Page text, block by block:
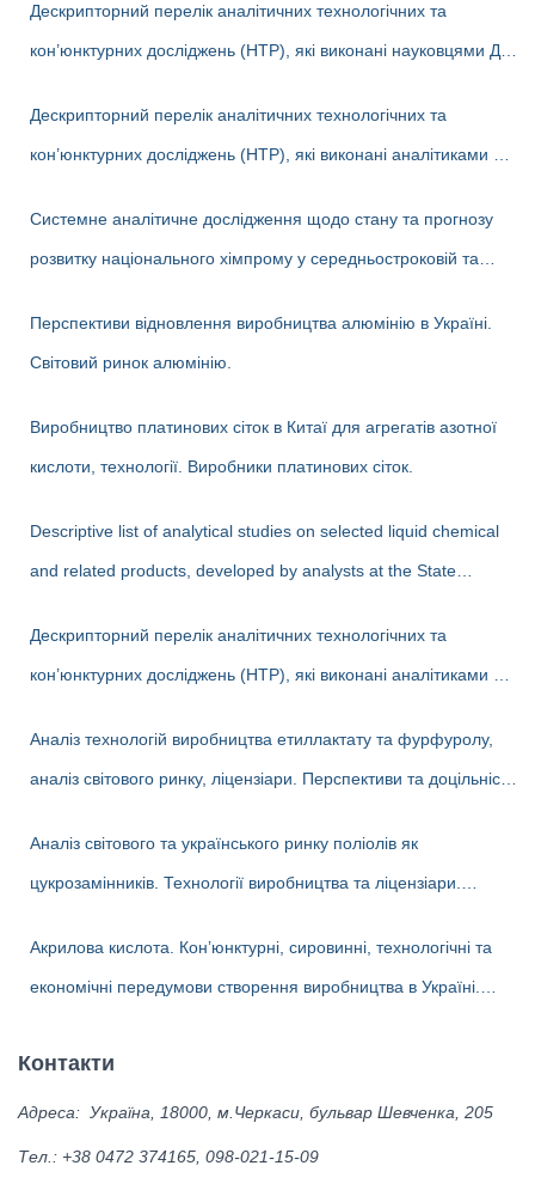
Дескрипторний перелік аналітичних технологічних та
кон’юнктурних досліджень (НТР), які виконані науковцями ДП
Дескрипторний перелік аналітичних технологічних та
кон’юнктурних досліджень (НТР), які виконані аналітиками ДП
Системне аналітичне дослідження щодо стану та прогнозу
розвитку національного хімпрому у середньостроковій та
Перспективи відновлення виробництва алюмінію в Україні.
Світовий ринок алюмінію.
Виробництво платинових сіток в Китаї для агрегатів азотної
кислоти, технології. Виробники платинових сіток.
Descriptive list of analytical studies on selected liquid chemical
and related products, developed by analysts at the State
Economic Information in the Chemical Industry» in 2023-2025
(EN version)
Дескрипторний перелік аналітичних технологічних та
кон’юнктурних досліджень (НТР), які виконані аналітиками ДП
Аналіз технологій виробництва етиллактату та фурфуролу,
аналіз світового ринку, ліцензіари. Перспективи та доцільність
Аналіз світового та українського ринку поліолів як
цукрозамінників. Технології виробництва та ліцензіари.
Україні
Акрилова кислота. Кон’юнктурні, сировинні, технологічні та
економічні передумови створення виробництва в Україні.
ліцензіари.
Контакти
Адреса: Україна, 18000, м.Черкаси, бульвар Шевченка, 205
Тел.: +38 0472 374165, 098-021-15-09